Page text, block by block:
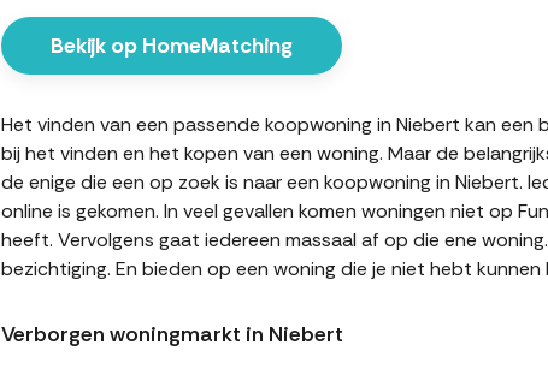
Bekijk op HomeMatching
Het vinden van een passende koopwoning in Niebert kan
bij het vinden en het kopen van een woning. Maar de
de enige die een op zoek is naar een koopwoning in Niebert.
online is gekomen. In veel gevallen komen woningen niet op
heeft. Vervolgens gaat iedereen massaal af op die ene
bezichtiging. En bieden op een woning die je niet hebt
Verborgen woningmarkt in Niebert